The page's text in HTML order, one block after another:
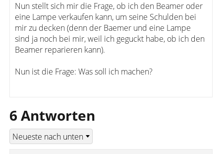
Nun stellt sich mir die Frage, ob ich den Beamer oder
eine Lampe verkaufen kann, um seine Schulden bei
mir zu decken (denn der Baemer und eine Lampe
sind ja noch bei mir, weil ich geguckt habe, ob ich den
Beamer reparieren kann).
Nun ist die Frage: Was soll ich machen?
6 Antworten